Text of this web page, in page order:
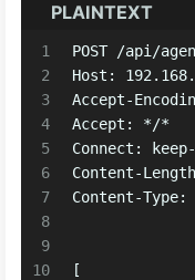
PLAINTEXT
1
2
3
4
5
6
7
8
9
10
POST /api/
Host:
Accept-
Accept: */*
Connect:
Content-
Content-
[